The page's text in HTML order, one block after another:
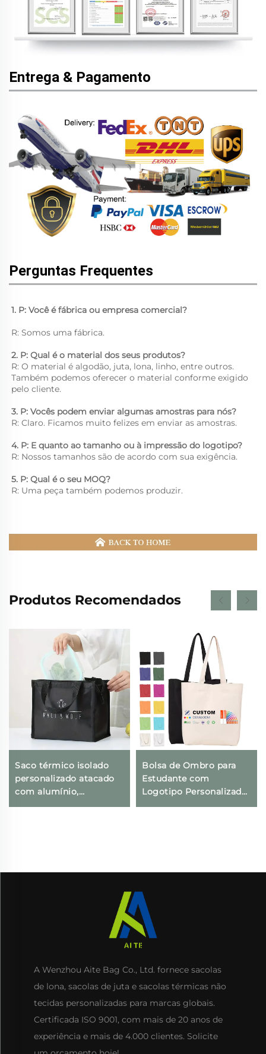
Entrega & Pagamento
Perguntas Frequentes
1. P: Você é fábrica ou empresa comercial?
R: Somos uma fábrica.
2. P: Qual é o material dos seus produtos?
R: O material é algodão, juta, lona, linho, entre outros.
Também podemos oferecer o material conforme exigido
pelo cliente.
3. P: Vocês podem enviar algumas amostras para nós?
R: Claro. Ficamos muito felizes em enviar as amostras.
4. P: E quanto ao tamanho ou à impressão do logotipo?
R: Nossos tamanhos são de acordo com sua exigência.
5. P: Qual é o seu MOQ?
R: Uma peça também podemos produzir.
Produtos Recomendados
Saco térmico isolado
personalizado atacado
com alumínio,
reutilizável em tecido
Bolsa de Ombro para
Estudante com
Logotipo Personalizado,
Bolsa em Lona de
A Wenzhou Aite Bag Co., Ltd. fornece sacolas
de lona, sacolas de juta e sacolas térmicas não
tecidas personalizadas para marcas globais.
Certificada ISO 9001, com mais de 20 anos de
experiência e mais de 4.000 clientes. Solicite